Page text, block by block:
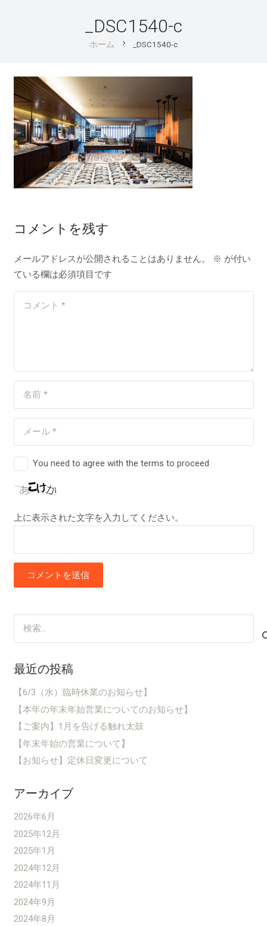
_DSC1540-c
ホーム chevron_right _DSC1540-c
コメントを残す
メールアドレスが公開されることはありません。 ※ が付い
ている欄は必須項目です
You need to agree with the terms to proceed
上に表示された文字を入力してください。
コメントを送信
最近の投稿
【6/3（水）臨時休業のお知らせ】
【本年の年末年始営業についてのお知らせ】
【ご案内】1月を告げる触れ太鼓
【年末年始の営業について】
【お知らせ】定休日変更について
アーカイブ
2026年6月
2025年12月
2025年1月
2024年12月
2024年11月
2024年9月
2024年8月